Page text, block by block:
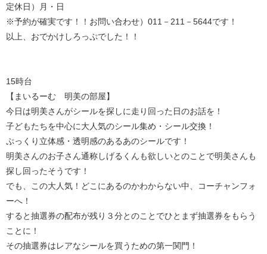
定休日）月・日
※予約が確実です！！お問い合わせ）011－211－5644です！
以上、おでかけしろっぷでした！！
15時台
【まいるーむ 明美の部屋】
今日は明美さんがシールを探しに走り回った日のお話を！
子どもたちを中心に大人気のシール集め・シール交換！
ぷっくり立体感・透明感のあるあのシールです！
明美さんのお子さん通称しげるくんも欲しいとのことで明美さんも
探し回ったそうです！
でも、この大人気！どこにあるのかわからない中、コーチャンフォ
ーへ！
すると抽選券の配布が残り３分とのことでひとまず抽選券をもらう
ことに！
その抽選券はレアなシールを買うための第一関門！